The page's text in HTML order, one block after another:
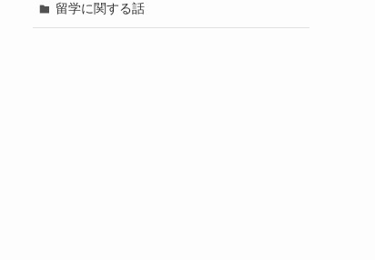
留学に関する話